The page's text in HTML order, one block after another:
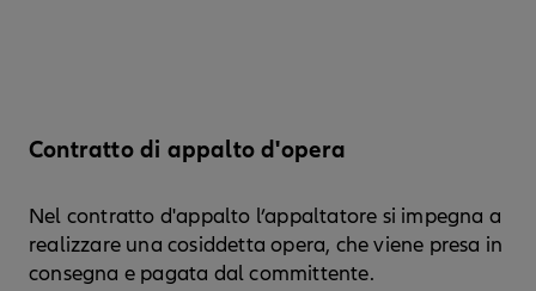
Contratto di appalto d'opera
Nel contratto d'appalto l’appaltatore si impegna a
realizzare una cosiddetta opera, che viene presa in
consegna e pagata dal committente.